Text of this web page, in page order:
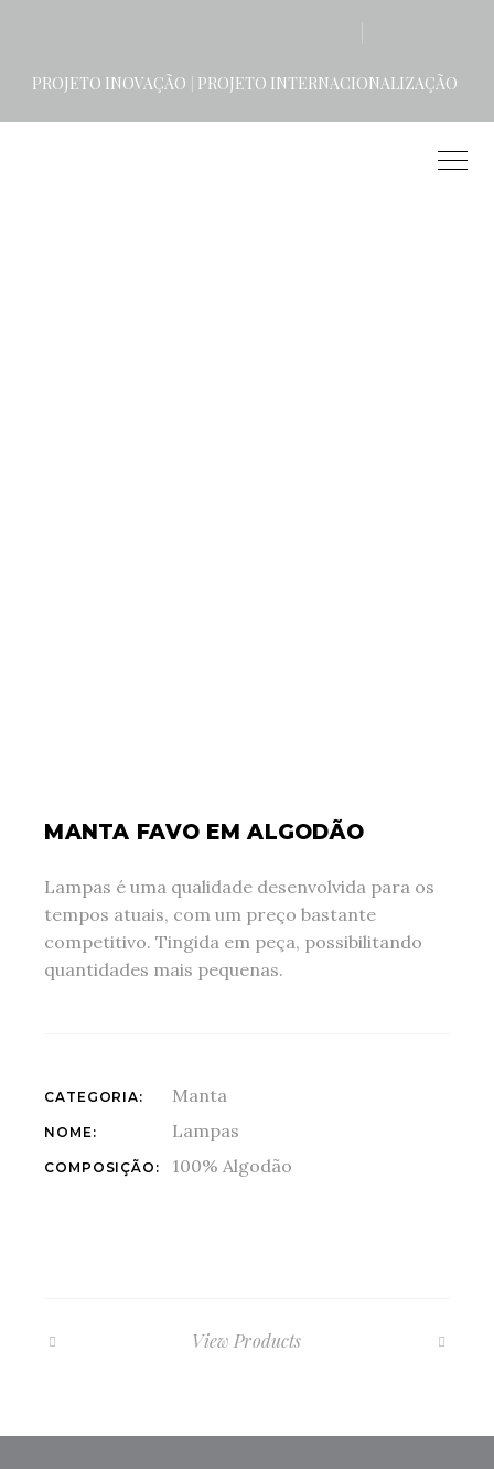
PROJETO INOVAÇÃO PROJETO INTERNACIONALIZAÇÃO
MANTA FAVO EM ALGODÃO
Lampas é uma qualidade desenvolvida para os
tempos atuais, com um preço bastante
competitivo. Tingida em peça, possibilitando
quantidades mais pequenas.
CATEGORIA: Manta
NOME: Lampas
COMPOSIÇÃO: 100% Algodão
View Products